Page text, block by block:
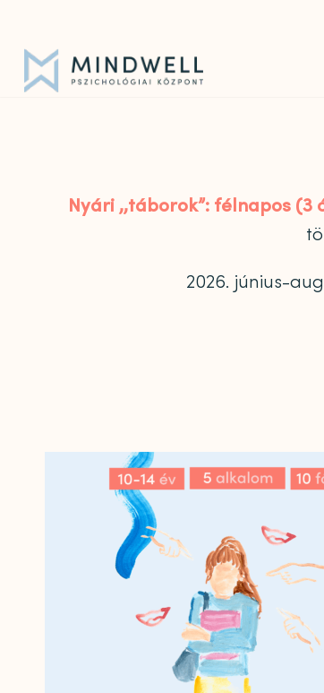
Nyári ,,táborok”: félnapos
2026. június-